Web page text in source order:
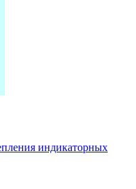
индикаторных